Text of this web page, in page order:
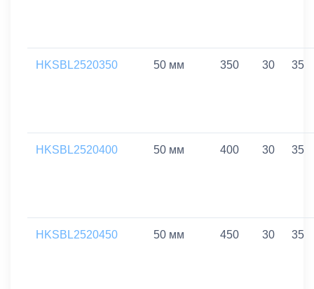
HKSBL2520350 50 мм 350 30 35
HKSBL2520400 50 мм 400 30 35
HKSBL2520450 50 мм 450 30 35